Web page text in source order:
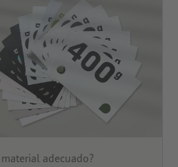
adecuado?